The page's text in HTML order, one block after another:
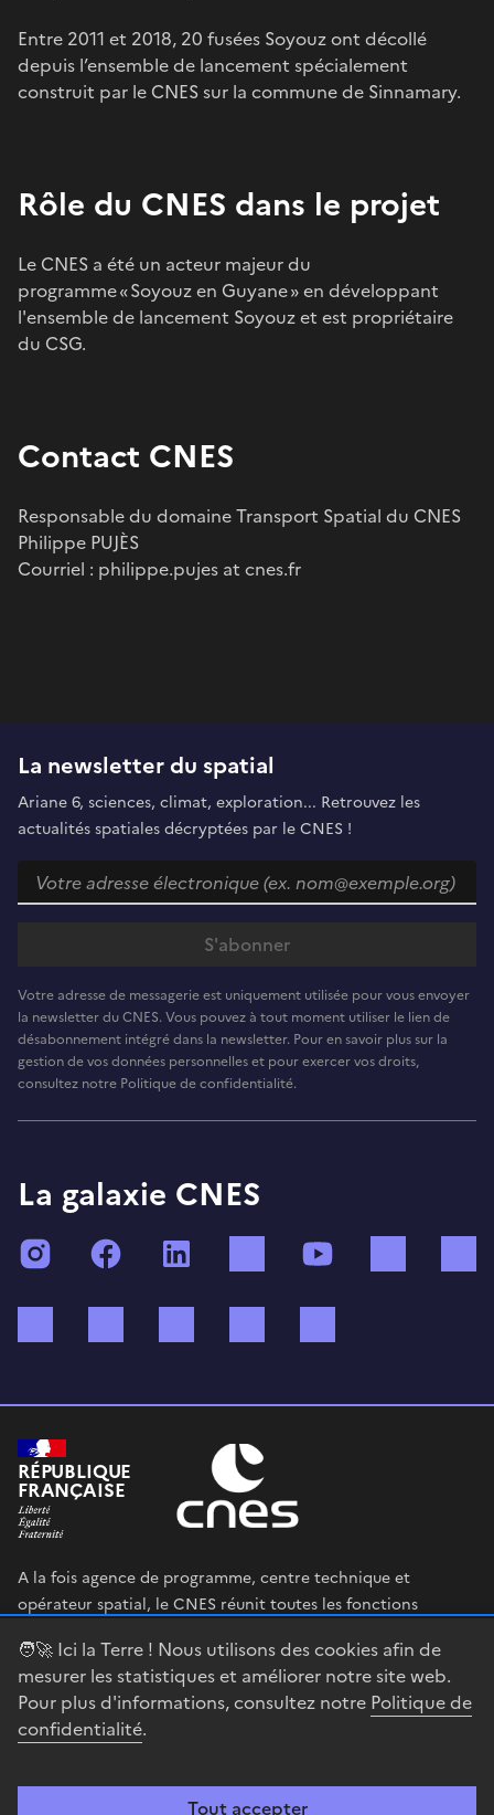
🧑‍🚀 Ici la Terre ! Nous utilisons des cookies afin de
mesurer les statistiques et améliorer notre site web.
Pour plus d'informations, consultez notre Politique de
confidentialité.
Tout accepter
Entre 2011 et 2018, 20 fusées Soyouz ont décollé
depuis l’ensemble de lancement spécialement
construit par le CNES sur la commune de Sinnamary.
Rôle du CNES dans le projet
Le CNES a été un acteur majeur du
programme « Soyouz en Guyane » en développant
l'ensemble de lancement Soyouz et est propriétaire
du CSG.
Contact CNES
Responsable du domaine Transport Spatial du CNES
Philippe PUJÈS
Courriel : philippe.pujes at cnes.fr
La newsletter du spatial
Ariane 6, sciences, climat, exploration... Retrouvez les
actualités spatiales décryptées par le CNES !
Votre adresse de messagerie est uniquement utilisée pour vous envoyer
la newsletter du CNES. Vous pouvez à tout moment utiliser le lien de
désabonnement intégré dans la newsletter. Pour en savoir plus sur la
gestion de vos données personnelles et pour exercer vos droits,
consultez notre Politique de confidentialité.
La galaxie CNES
InstagramFacebook TikTok
RÉPUBLIQUE
FRANÇAISE
A la fois agence de programme, centre technique et
opérateur spatial, le CNES réunit toutes les fonctions
en œuvre sa stratégie spatiale.
legifrance.gouv.fr
gouvernement.fr